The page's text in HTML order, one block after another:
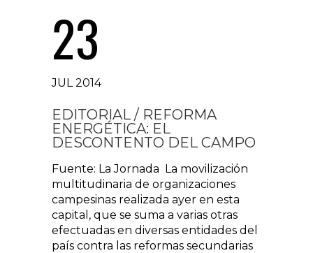
23
JUL 2014
EDITORIAL / REFORMA
ENERGÉTICA: EL
DESCONTENTO DEL CAMPO
Fuente: La Jornada La movilización
multitudinaria de organizaciones
campesinas realizada ayer en esta
capital, que se suma a varias otras
efectuadas en diversas entidades del
país contra las reformas secundarias